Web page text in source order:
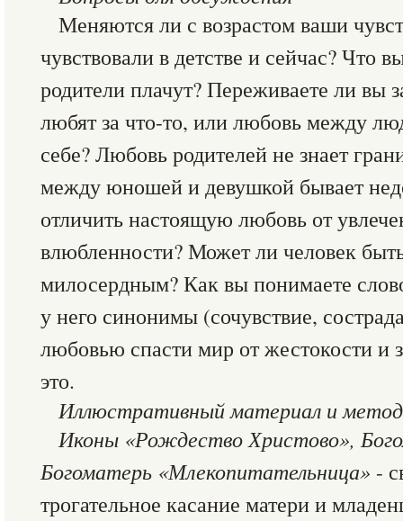
Меняются ли с возрастом ваши
чувствовали в детстве и сейчас? Что
родители плачут? Переживаете ли вы
любят за что-то, или любовь между
себе? Любовь родителей не знает
между юношей и девушкой бывает
отличить настоящую любовь от
влюбленности? Может ли человек
милосердным? Как вы понимаете
у него синонимы (сочувствие,
любовью спасти мир от жестокости и
это.
Иллюстративный материал и
Иконы «Рождество Христово»,
Богоматерь «Млекопитательница» -
трогательное касание матери и